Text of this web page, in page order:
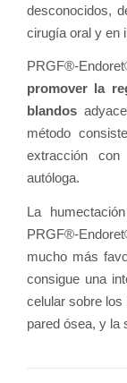
desconocidos,
cirugía oral y en
PRGF®-
promover la
blandos
método
extracción
autóloga.
La
PRGF®-
mucho más
consigue una
celular sobre los
pared ósea, y la